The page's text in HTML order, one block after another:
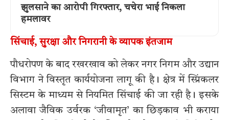
झुलसाने का आरोपी गिरफ्तार, चचेरा भाई निकला
हमलावर
सिंचाई, सुरक्षा और निगरानी के व्यापक इंतजाम
पौधरोपण के बाद रखरखाव को लेकर नगर निगम और उद्यान
विभाग ने विस्तृत कार्ययोजना लागू की है। क्षेत्र में स्प्रिंकलर
सिस्टम के माध्यम से नियमित सिंचाई की जा रही है। इसके
अलावा जैविक उर्वरक ‘जीवामृत’ का छिड़काव भी कराया